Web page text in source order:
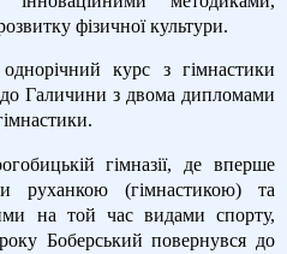
фізичної культури.
курс з гімнастики
до Галичини з двома дипломами
гімназії, де вперше
руханкою (гімнастикою) та
на той час видами спорту,
Боберський повернувся до